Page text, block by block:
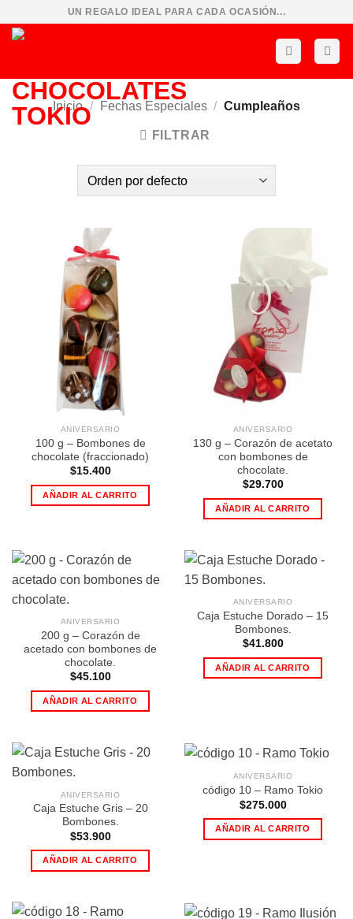
UN REGALO IDEAL PARA CADA OCASIÓN...
Inicio / Fechas Especiales / Cumpleaños
FILTRAR
ANIVERSARIO
100 g – Bombones de
chocolate (fraccionado)
$15.400
AÑADIR AL CARRITO
ANIVERSARIO
130 g – Corazón de acetato
con bombones de
chocolate.
$29.700
AÑADIR AL CARRITO
ANIVERSARIO
200 g – Corazón de
acetado con bombones de
chocolate.
$45.100
AÑADIR AL CARRITO
ANIVERSARIO
Caja Estuche Dorado – 15
Bombones.
$41.800
AÑADIR AL CARRITO
ANIVERSARIO
Caja Estuche Gris – 20
Bombones.
$53.900
AÑADIR AL CARRITO
ANIVERSARIO
código 10 – Ramo Tokio
$275.000
AÑADIR AL CARRITO